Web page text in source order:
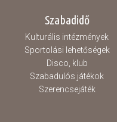
Szabadidő
Kulturális intézmények
Sportolási lehetőségek
Disco, klub
Szabadulós játékok
Szerencsejáték